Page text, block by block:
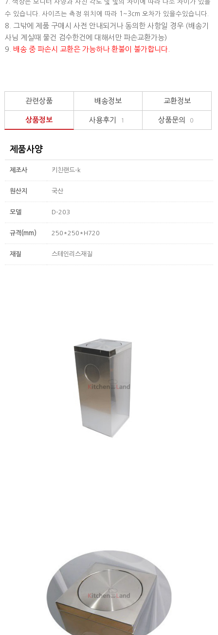
7. 색상은 모니터 사양과 사진 각도 및 빛의 차이에 따라 다소 차이가 있을
수 있습니다. 사이즈는 측정 위치에 따라 1~3cm 오차가 있을수있습니다.
8. 그밖에 제품 구매시 사전 안내되거나 동의한 사항일 경우 (배송기
사님 계실때 물건 검수한건에 대해서만 파손교환가능)
9. 배송 중 파손시 교환은 가능하나 환불이 불가합니다.
관련상품 배송정보 교환정보
상품정보 사용후기 1 상품문의 0
제품사양
제조사 키친랜드-k
원산지 국산
모델 D-203
규격(mm) 250*250*H720
재질 스테인리스재질